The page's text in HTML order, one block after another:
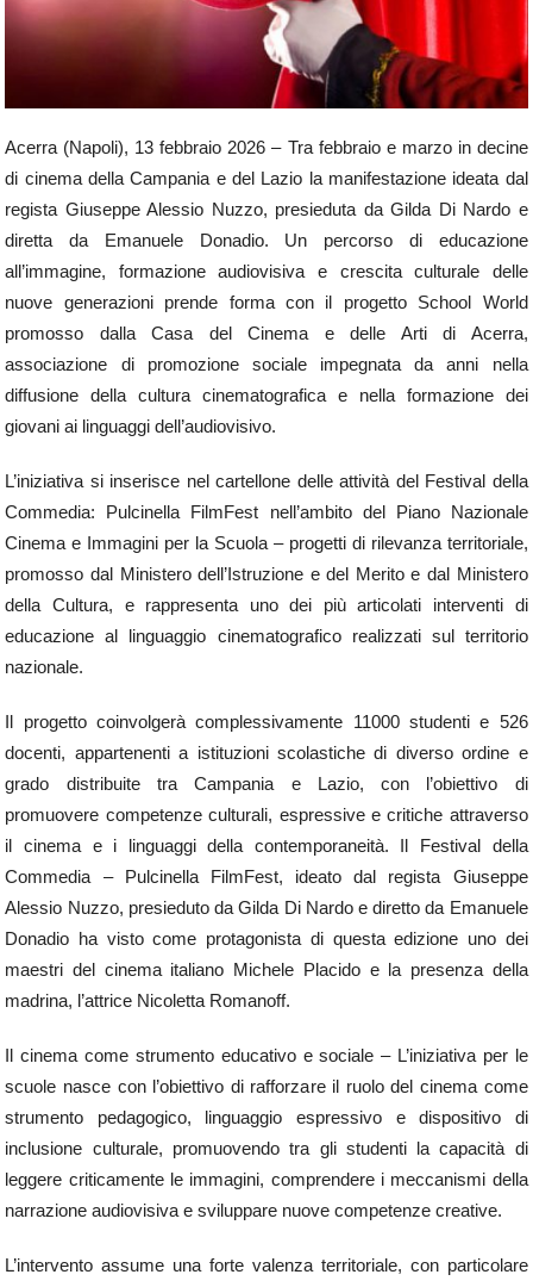
Acerra (Napoli), 13 febbraio 2026 – Tra febbraio e marzo in decine
di cinema della Campania e del Lazio la manifestazione ideata dal
regista Giuseppe Alessio Nuzzo, presieduta da Gilda Di Nardo e
diretta da Emanuele Donadio. Un percorso di educazione
all’immagine, formazione audiovisiva e crescita culturale delle
nuove generazioni prende forma con il progetto School World
promosso dalla Casa del Cinema e delle Arti di Acerra,
associazione di promozione sociale impegnata da anni nella
diffusione della cultura cinematografica e nella formazione dei
giovani ai linguaggi dell’audiovisivo.
L’iniziativa si inserisce nel cartellone delle attività del Festival della
Commedia: Pulcinella FilmFest nell’ambito del Piano Nazionale
Cinema e Immagini per la Scuola – progetti di rilevanza territoriale,
promosso dal Ministero dell’Istruzione e del Merito e dal Ministero
della Cultura, e rappresenta uno dei più articolati interventi di
educazione al linguaggio cinematografico realizzati sul territorio
nazionale.
Il progetto coinvolgerà complessivamente 11000 studenti e 526
docenti, appartenenti a istituzioni scolastiche di diverso ordine e
grado distribuite tra Campania e Lazio, con l’obiettivo di
promuovere competenze culturali, espressive e critiche attraverso
il cinema e i linguaggi della contemporaneità. Il Festival della
Commedia – Pulcinella FilmFest, ideato dal regista Giuseppe
Alessio Nuzzo, presieduto da Gilda Di Nardo e diretto da Emanuele
Donadio ha visto come protagonista di questa edizione uno dei
maestri del cinema italiano Michele Placido e la presenza della
madrina, l’attrice Nicoletta Romanoff.
Il cinema come strumento educativo e sociale – L’iniziativa per le
scuole nasce con l’obiettivo di rafforzare il ruolo del cinema come
strumento pedagogico, linguaggio espressivo e dispositivo di
inclusione culturale, promuovendo tra gli studenti la capacità di
leggere criticamente le immagini, comprendere i meccanismi della
narrazione audiovisiva e sviluppare nuove competenze creative.
L’intervento assume una forte valenza territoriale, con particolare